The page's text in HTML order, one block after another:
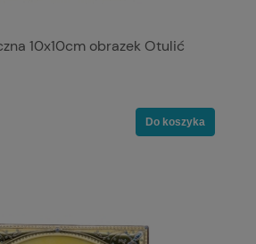
10x10cm obrazek Otulić
Do koszyka